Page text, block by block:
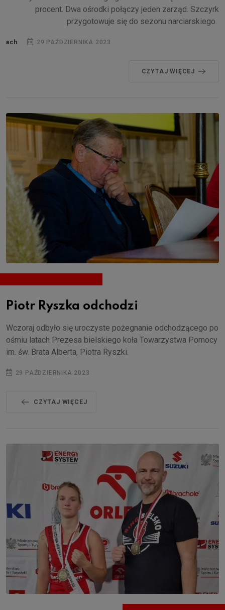
procent. Dwa ośrodki połączy jeden zarząd. Szczyrk
przygotowuje się do sezonu narciarskiego.
ach 29 PAŹDZIERNIKA 2023
CZYTAJ WIĘCEJ
Piotr Ryszka odchodzi
Wczoraj odbyło się uroczyste pożegnanie odchodzącego po
ośmiu latach Prezesa bielskiego koła Towarzystwa Pomocy
im. św. Brata Alberta, Piotra Ryszki.
29 PAŹDZIERNIKA 2023
CZYTAJ WIĘCEJ